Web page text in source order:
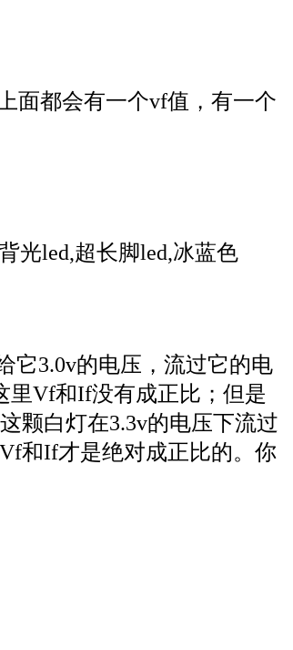
面都会有一个vf值，有一个
光led,超长脚led,冰蓝色
它3.0v的电压，流过它的电
里Vf和If没有成正比；但是
颗白灯在3.3v的电压下流过
和If才是绝对成正比的。你